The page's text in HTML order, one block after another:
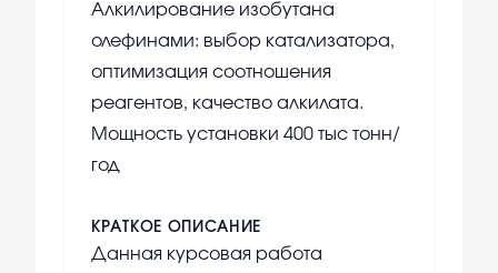
Алкилирование изобутана
олефинами: выбор катализатора,
оптимизация соотношения
реагентов, качество алкилата.
Мощность установки 400 тыс тонн/
год
КРАТКОЕ ОПИСАНИЕ
Данная курсовая работа